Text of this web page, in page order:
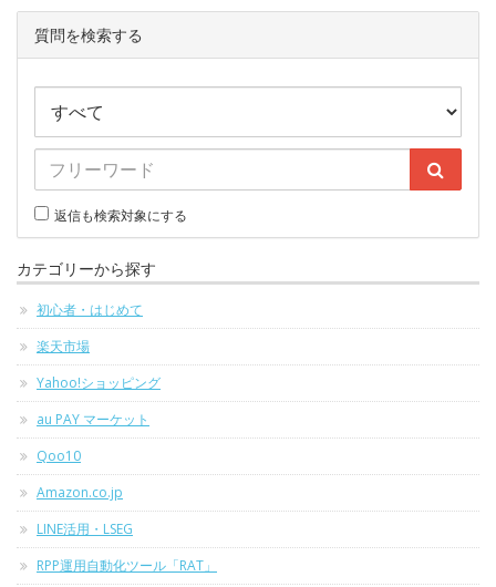
質問を検索する
返信も検索対象にする
カテゴリーから探す
初心者・はじめて
楽天市場
Yahoo!ショッピング
au PAY マーケット
Qoo10
Amazon.co.jp
LINE活用・LSEG
RPP運用自動化ツール「RAT」